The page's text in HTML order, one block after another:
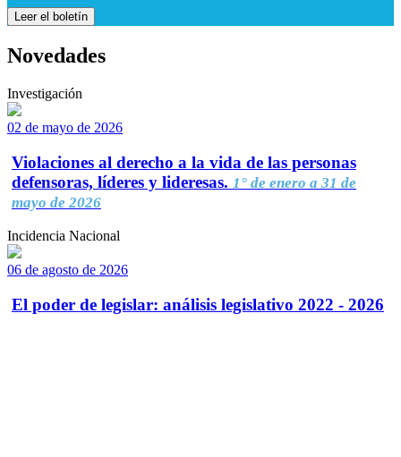
Leer el boletín
Novedades
Investigación
02 de mayo de 2026
Violaciones al derecho a la vida de las personas
defensoras, líderes y lideresas. 1° de enero a 31 de
mayo de 2026
Incidencia Nacional
06 de agosto de 2026
El poder de legislar: análisis legislativo 2022 - 2026